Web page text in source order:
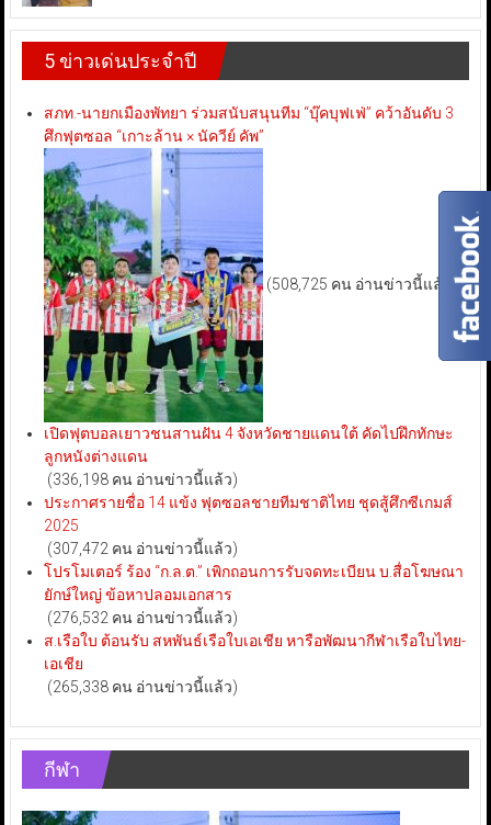
5 ข่าวเด่นประจำปี
สภท.-นายกเมืองพัทยา ร่วมสนับสนุนทีม “บุ๊คบุฟเฟ่” คว้าอันดับ 3
ศึกฟุตซอล “เกาะล้าน × นัควีย์ คัพ”
(508,725 คน อ่านข่าวนี้แล้ว)
เปิดฟุตบอลเยาวชนสานฝัน 4 จังหวัดชายแดนใต้ คัดไปฝึกทักษะ
ลูกหนังต่างแดน
(336,198 คน อ่านข่าวนี้แล้ว)
ประกาศรายชื่อ 14 แข้ง ฟุตซอลชายทีมชาติไทย ชุดสู้ศึกซีเกมส์
2025
(307,472 คน อ่านข่าวนี้แล้ว)
โปรโมเตอร์ ร้อง “ก.ล.ต.” เพิกถอนการรับจดทะเบียน บ.สื่อโฆษณา
ยักษ์ใหญ่ ข้อหาปลอมเอกสาร
(276,532 คน อ่านข่าวนี้แล้ว)
ส.เรือใบ ต้อนรับ สหพันธ์เรือใบเอเชีย หารือพัฒนากีฬาเรือใบไทย-
เอเชีย
(265,338 คน อ่านข่าวนี้แล้ว)
กีฬา